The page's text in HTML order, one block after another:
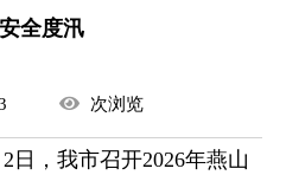
全度汛
次浏览
日，我市召开2026年燕山